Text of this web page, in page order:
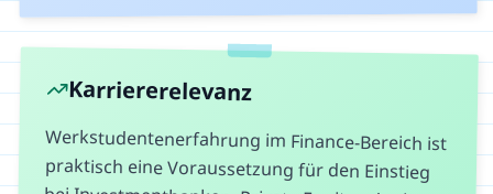
Karriererelevanz
Werkstudentenerfahrung im Finance-Bereich ist
praktisch eine Voraussetzung für den Einstieg
bei Investmentbanken, Private Equity oder in
Corporate Finance. Die hier erlernten
Fähigkeiten in Finanzmodellierung und
Datenanalyse werden branchenübergreifend
nachgefragt. Zudem sind die Karriere- und
Gehaltsperspektiven in der Finanzbranche